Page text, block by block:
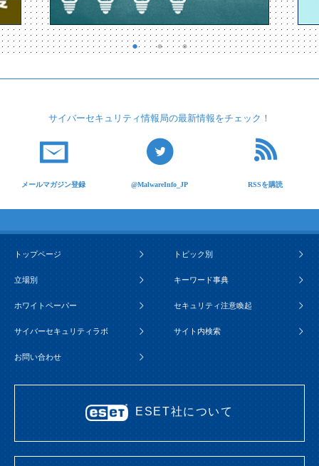
サイバーセキュリティ情報局の最新情報をチェック！
メールマガジン登録 @MalwareInfo_JP RSSを購読
トップページ トピック別
立場別 キーワード事典
ホワイトペーパー セキュリティ注意喚起
サイバーセキュリティラボ サイト内検索
お問い合わせ
ESET社について